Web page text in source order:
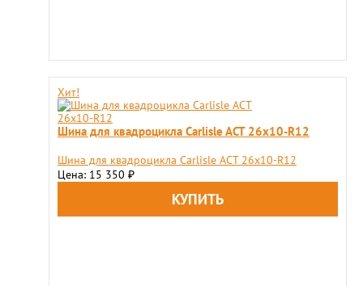
Хит!
Шина для квадроцикла Carlisle ACT 26x10-R12
Шина для квадроцикла Carlisle ACT 26x10-R12
Цена: 15 350 ₽